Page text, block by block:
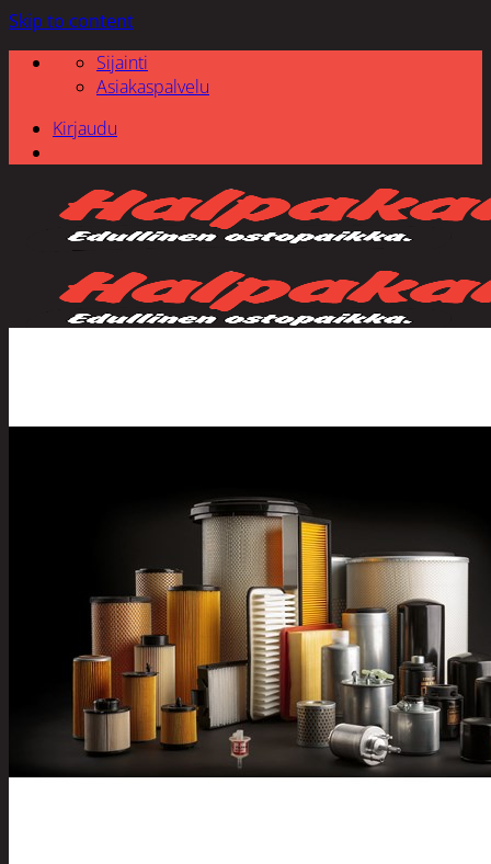
Skip to content
Sijainti
Asiakaspalvelu
Kirjaudu
Tuotevalikoima
Poistotuotteet
Kausituotteet
Joulu
Joulu- ja kausivalot
Eläimet ja
tontut
Kyntteliköt
Valoketjut ja
kuusenvalot
Joulukoristeet
Kranssit ja